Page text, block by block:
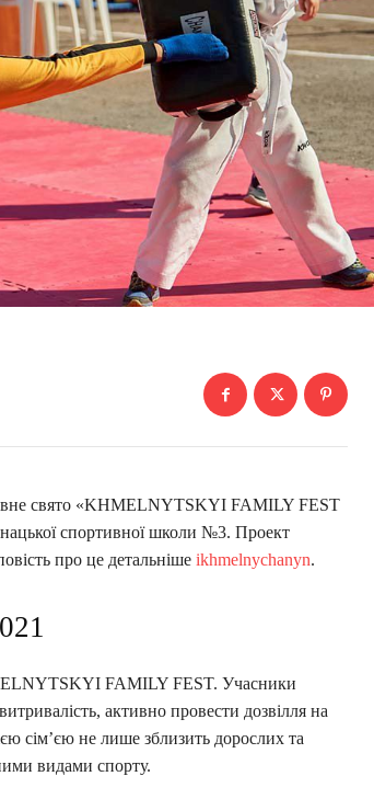
свято «KHMELNYTSKYI FAMILY FEST
спортивної школи №3. Проект
про це детальніше ikhmelnychanyn.
FAMILY FEST. Учасники
активно провести дозвілля на
сім’єю не лише зблизить дорослих та
видами спорту.